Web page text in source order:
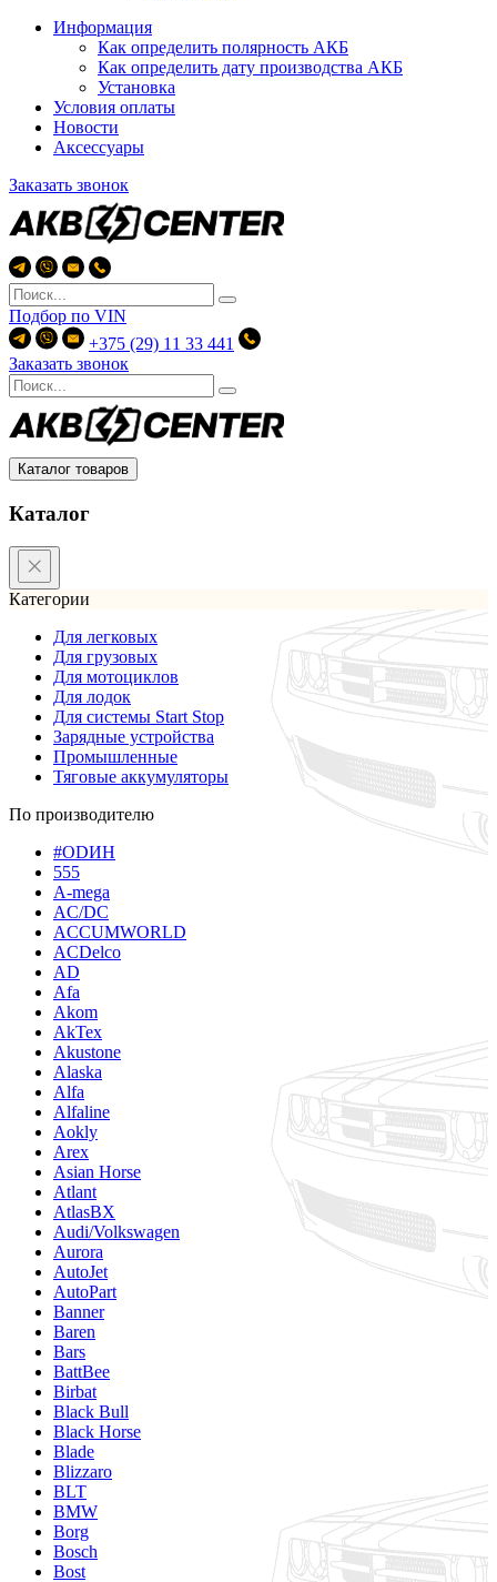
Информация
Как определить полярность АКБ
Как определить дату производства АКБ
Установка
Условия оплаты
Новости
Аксессуары
Заказать звонок
Подбор по VIN
+375 (29) 11 33 441
Заказать звонок
Каталог товаров
Каталог
Категории
Для легковых
Для грузовых
Для мотоциклов
Для лодок
Для системы Start Stop
Зарядные устройства
Промышленные
Тяговые аккумуляторы
По производителю
#ODИН
555
A-mega
AC/DC
ACCUMWORLD
ACDelco
AD
Afa
Akom
AkTex
Akustone
Alaska
Alfa
Alfaline
Aokly
Arex
Asian Horse
Atlant
AtlasBX
Audi/Volkswagen
Aurora
AutoJet
AutoPart
Banner
Baren
Bars
BattBee
Birbat
Black Bull
Black Horse
Blade
Blizzaro
BLT
BMW
Borg
Bosch
Bost